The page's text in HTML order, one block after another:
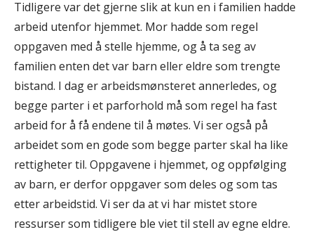
Tidligere var det gjerne slik at kun en i familien hadde
arbeid utenfor hjemmet. Mor hadde som regel
oppgaven med å stelle hjemme, og å ta seg av
familien enten det var barn eller eldre som trengte
bistand. I dag er arbeidsmønsteret annerledes, og
begge parter i et parforhold må som regel ha fast
arbeid for å få endene til å møtes. Vi ser også på
arbeidet som en gode som begge parter skal ha like
rettigheter til. Oppgavene i hjemmet, og oppfølging
av barn, er derfor oppgaver som deles og som tas
etter arbeidstid. Vi ser da at vi har mistet store
ressurser som tidligere ble viet til stell av egne eldre.